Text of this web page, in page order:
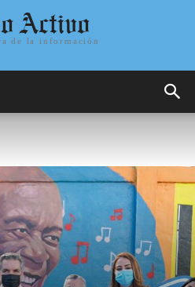
Activo
de la información